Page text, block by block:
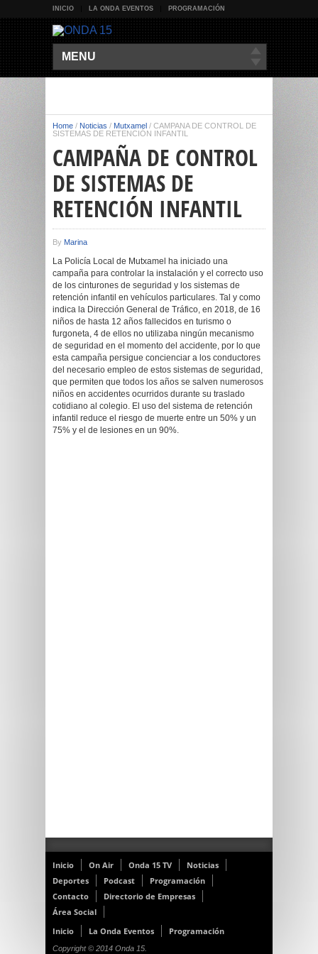
INICIO LA ONDA EVENTOS PROGRAMACIÓN
MENU
Home / Noticias / Mutxamel / CAMPAÑA DE CONTROL DE
SISTEMAS DE RETENCIÓN INFANTIL
CAMPAÑA DE CONTROL
DE SISTEMAS DE
RETENCIÓN INFANTIL
By Marina
La Policía Local de Mutxamel ha iniciado una
campaña para controlar la instalación y el correcto uso
de los cinturones de seguridad y los sistemas de
retención infantil en vehículos particulares. Tal y como
indica la Dirección General de Tráfico, en 2018, de 16
niños de hasta 12 años fallecidos en turismo o
furgoneta, 4 de ellos no utilizaba ningún mecanismo
de seguridad en el momento del accidente, por lo que
esta campaña persigue concienciar a los conductores
del necesario empleo de estos sistemas de seguridad,
que permiten que todos los años se salven numerosos
niños en accidentes ocurridos durante su traslado
cotidiano al colegio. El uso del sistema de retención
infantil reduce el riesgo de muerte entre un 50% y un
75% y el de lesiones en un 90%.
Inicio On Air Onda 15 TV
Noticias
Deportes
Podcast
Programación
Contacto
Directorio de Empresas
Área Social
Inicio
La Onda Eventos Programación
Copyright © 2014 Onda 15.